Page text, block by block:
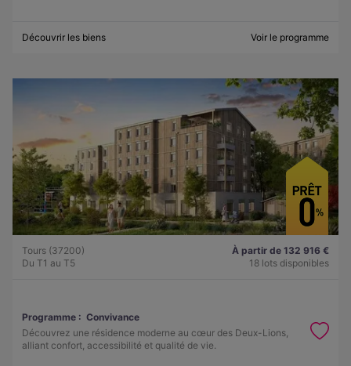
Découvrir les biens Voir le programme
Tours (37200)
Du T1 au T5
À partir de 132 916 €
18 lots disponibles
Programme : Convivance
Découvrez une résidence moderne au cœur des Deux-Lions,
alliant confort, accessibilité et qualité de vie.